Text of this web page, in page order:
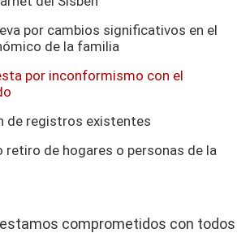
por cambios significativos en el
de la familia
por inconformismo con el
de registros existentes
retiro de hogares o personas de la
comprometidos con todos